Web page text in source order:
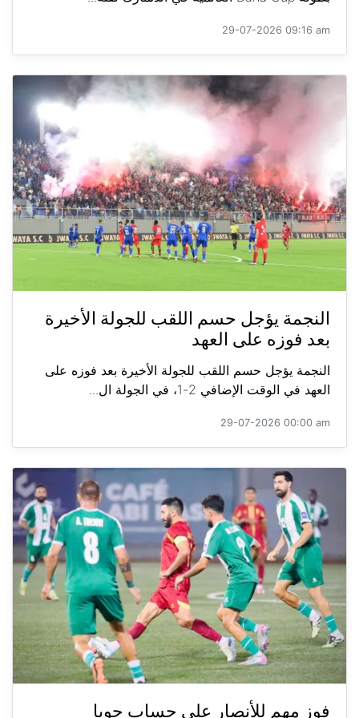
29-07-2026 09:16 am
النجمة يؤجل حسم اللقب للجولة الأخيرة
بعد فوزه على العهد
النجمة يؤجل حسم اللقب للجولة الأخيرة بعد فوزه على
العهد في الوقت الإضافي 2-1، في الجولة ال...
29-07-2026 00:00 am
فوز مهم للأنصار على حساب جويا